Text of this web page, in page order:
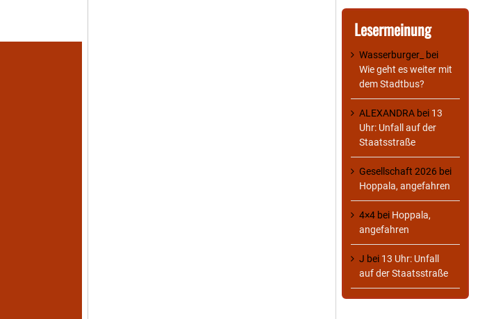
Lesermeinung
Wasserburger_
bei
Wie geht es weiter mit
dem Stadtbus?
ALEXANDRA bei 13
Uhr: Unfall auf der
Staatsstraße
Gesellschaft 2026 bei
Hoppala, angefahren
4×4 bei Hoppala,
angefahren
J bei 13 Uhr: Unfall
auf der Staatsstraße